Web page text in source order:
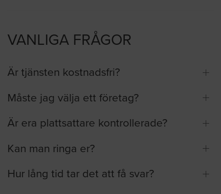
VANLIGA FRÅGOR
Är tjänsten kostnadsfri?
Måste jag välja ett företag?
Är era plattsattare kontrollerade?
Kan man ringa er?
Hur lång tid tar det att få svar?